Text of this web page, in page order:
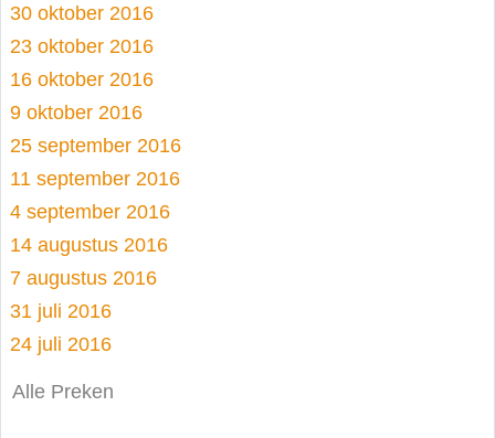
30 oktober 2016
23 oktober 2016
16 oktober 2016
9 oktober 2016
25 september 2016
11 september 2016
4 september 2016
14 augustus 2016
7 augustus 2016
31 juli 2016
24 juli 2016
Alle Preken